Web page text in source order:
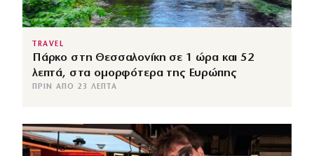
TRAVEL
Πάρκο στη Θεσσαλονίκη σε 1 ώρα και 52
λεπτά, στα ομορφότερα της Ευρώπης
ΠΡΙΝ ΑΠΌ 23 ΛΕΠΤΆ